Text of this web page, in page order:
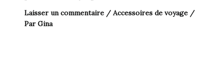
Laisser un commentaire / Accessoires de voyage/
Par Gina